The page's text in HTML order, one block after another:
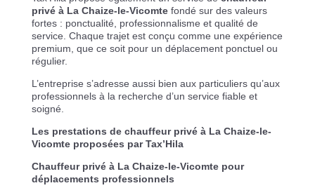
privé à La Chaize-le-Vicomtefondé sur des valeurs
fortes : ponctualité, professionnalisme et qualité de
service. Chaque trajet est conçu comme une expérience
premium, que ce soit pour un déplacement ponctuel ou
régulier.
L’entreprise s’adresse aussi bien aux particuliers qu’aux
professionnels à la recherche d’un service fiable et
soigné.
Les prestations de chauffeur privé à La Chaize-le-
Vicomte proposées par Tax’Hila
Chauffeur privé à La Chaize-le-Vicomte pour
déplacements professionnels